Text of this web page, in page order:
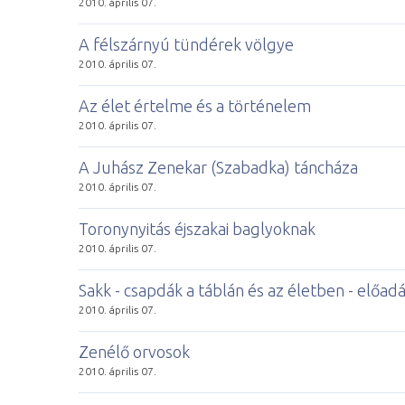
A félszárnyú tündérek völgye
2010. április 07.
Az élet értelme és a történelem
2010. április 07.
A Juhász Zenekar (Szabadka) táncháza
2010. április 07.
Toronynyitás éjszakai baglyoknak
2010. április 07.
Sakk - csapdák a táblán és az életben -
2010. április 07.
Zenélő orvosok
2010. április 07.